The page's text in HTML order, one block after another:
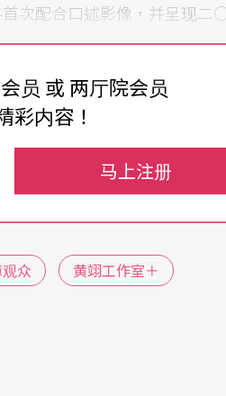
次配合口述影像，并呈现二
的编舞家最为人所知的作品
重要的年会「奥国林兹科技
展中。
」看似科技、前卫的「舞伴
投射他过往的内心世界。
员 或 两厅院会员
彩内容！
马上注册
众 黄翊工作室＋